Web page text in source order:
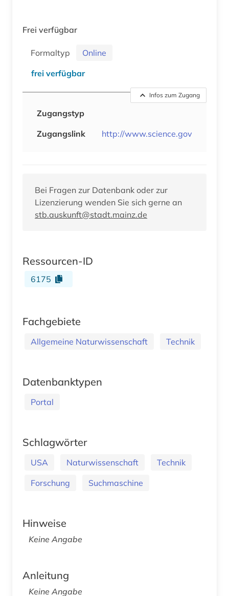
Frei verfügbar
Formaltyp
Online
frei verfügbar
Infos zum Zugang
Zugangstyp
Zugangslink
http://www.science.gov
Bei Fragen zur Datenbank oder zur
Lizenzierung wenden Sie sich gerne an
stb.auskunft@stadt.mainz.de
Ressourcen-ID
6175
Fachgebiete
Allgemeine Naturwissenschaft Technik
Datenbanktypen
Portal
Schlagwörter
USA Naturwissenschaft
Technik
Forschung
Suchmaschine
Hinweise
Keine Angabe
Anleitung
Keine Angabe